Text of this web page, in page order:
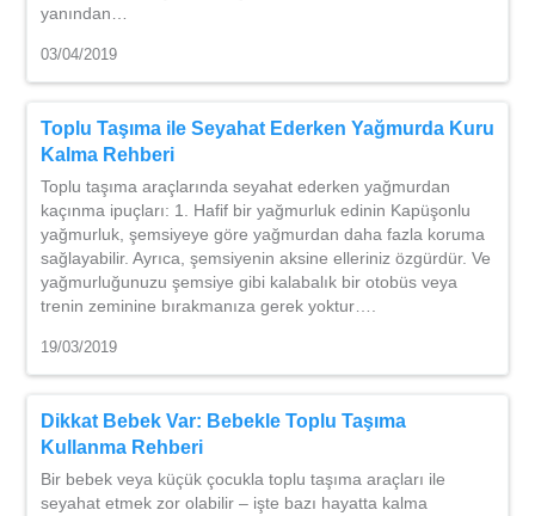
yanından…
03/04/2019
Toplu Taşıma ile Seyahat Ederken Yağmurda Kuru
Kalma Rehberi
Toplu taşıma araçlarında seyahat ederken yağmurdan
kaçınma ipuçları: 1. Hafif bir yağmurluk edinin Kapüşonlu
yağmurluk, şemsiyeye göre yağmurdan daha fazla koruma
sağlayabilir. Ayrıca, şemsiyenin aksine elleriniz özgürdür. Ve
yağmurluğunuzu şemsiye gibi kalabalık bir otobüs veya
trenin zeminine bırakmanıza gerek yoktur….
19/03/2019
Dikkat Bebek Var: Bebekle Toplu Taşıma
Kullanma Rehberi
Bir bebek veya küçük çocukla toplu taşıma araçları ile
seyahat etmek zor olabilir – işte bazı hayatta kalma